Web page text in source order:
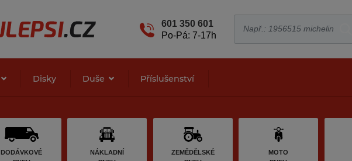
601 350 601
Po-Pá: 7-17h
Disky Duše Příslušenství
DODÁVKOVÉ
NÁKLADNÍ
ZEMĚDĚLSKÉ
MOTO